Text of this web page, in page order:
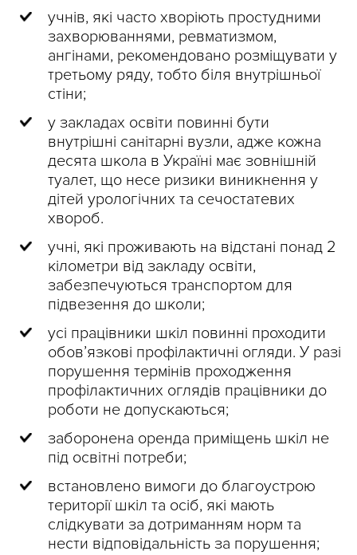
учнів, які часто хворіють простудними
захворюваннями, ревматизмом,
ангінами, рекомендовано розміщувати у
третьому ряду, тобто біля внутрішньої
стіни;
у закладах освіти повинні бути
внутрішні санітарні вузли, адже кожна
десята школа в Україні має зовнішній
туалет, що несе ризики виникнення у
дітей урологічних та сечостатевих
хвороб.
учні, які проживають на відстані понад 2
кілометри від закладу освіти,
забезпечуються транспортом для
підвезення до школи;
усі працівники шкіл повинні проходити
обов’язкові профілактичні огляди. У разі
порушення термінів проходження
профілактичних оглядів працівники до
роботи не допускаються;
заборонена оренда приміщень шкіл не
під освітні потреби;
встановлено вимоги до благоустрою
території шкіл та осіб, які мають
слідкувати за дотриманням норм та
нести відповідальність за порушення;